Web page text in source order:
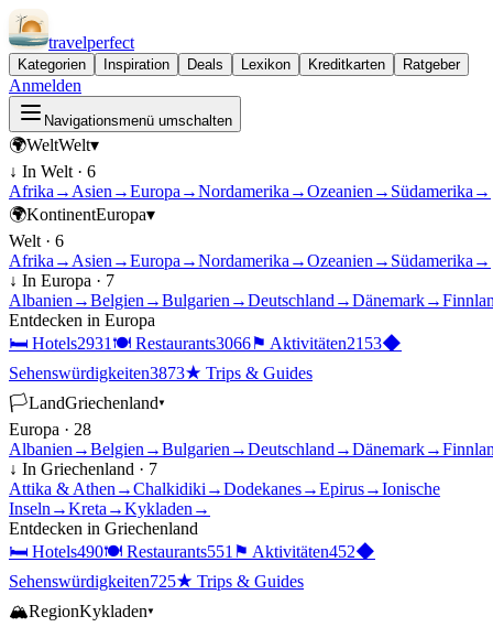
travelperfect
Kategorien Inspiration Deals Lexikon Kreditkarten Ratgeber
Anmelden
Navigationsmenü umschalten
🌍WeltWelt▾
↓ In Welt · 6
Afrika → Asien →Europa →Nordamerika →Ozeanien → Südamerika →
🌍KontinentEuropa▾
Welt · 6
Afrika → Asien →Europa →Nordamerika →Ozeanien → Südamerika →
↓ In Europa · 7
Albanien →Belgien →Bulgarien →Deutschland →Dänemark→
Entdecken in Europa
🛏 Hotels2931 🍽 Restaurants3066⚑ Aktivitäten2153◆
Sehenswürdigkeiten3873★ Trips & Guides
🏳LandGriechenland▾
Europa · 28
Albanien →Belgien →Bulgarien →Deutschland →Dänemark→
↓ In Griechenland · 7
Attika & Athen →Chalkidiki →Dodekanes→Epirus→Ionische
Inseln →Kreta →Kykladen →
Entdecken in Griechenland
🛏 Hotels490🍽 Restaurants551 ⚑ Aktivitäten452◆
Sehenswürdigkeiten725★ Trips & Guides
🏔RegionKykladen▾